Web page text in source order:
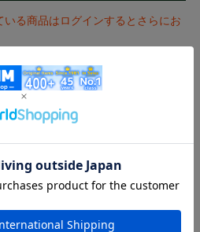
いる商品はログインするとさらにお
MAV-2W （MAV2W）
【新登場】【可変】モ